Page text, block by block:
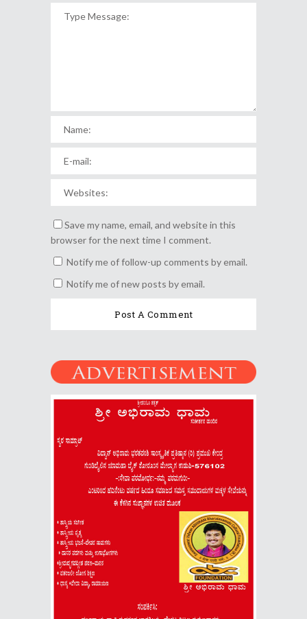
Save my name, email, and website in this
browser for the next time I comment.
Notify me of follow-up comments by email.
Notify me of new posts by email.